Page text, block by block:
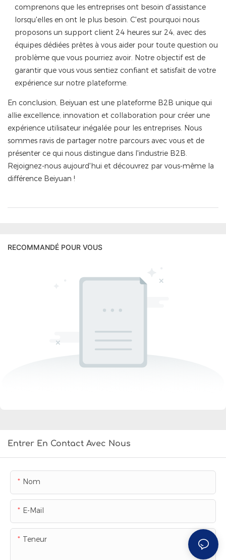
comprenons que les entreprises ont besoin d'assistance
lorsqu'elles en ont le plus besoin. C'est pourquoi nous
proposons un support client 24 heures sur 24, avec des
équipes dédiées prêtes à vous aider pour toute question ou
problème que vous pourriez avoir. Notre objectif est de
garantir que vous vous sentiez confiant et satisfait de votre
expérience sur notre plateforme.
En conclusion, Beiyuan est une plateforme B2B unique qui
allie excellence, innovation et collaboration pour créer une
expérience utilisateur inégalée pour les entreprises. Nous
sommes ravis de partager notre parcours avec vous et de
présenter ce qui nous distingue dans l'industrie B2B.
Rejoignez-nous aujourd'hui et découvrez par vous-même la
différence Beiyuan !
RECOMMANDÉ POUR VOUS
Entrer En Contact Avec Nous
Nom
E-Mail
Teneur